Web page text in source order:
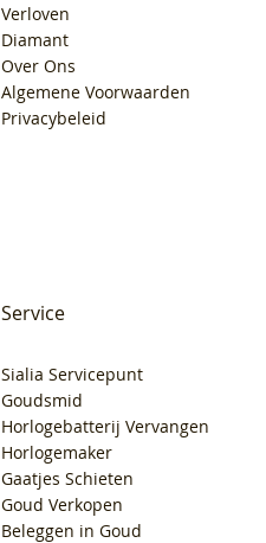
Verloven
Diamant
Over Ons
Algemene Voorwaarden
Privacybeleid
Service
Sialia Servicepunt
Goudsmid
Horlogebatterij Vervangen
Horlogemaker
Gaatjes Schieten
Goud Verkopen
Beleggen in Goud